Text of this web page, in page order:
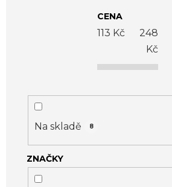
CENA
113 Kč
248
Kč
Na skladě 8
ZNAČKY